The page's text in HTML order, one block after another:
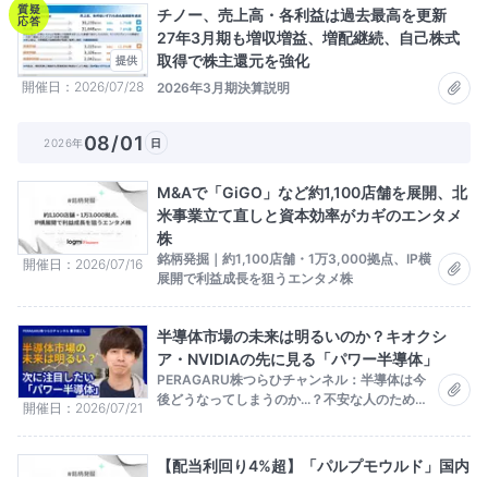
質疑
応答
提供
開催日 2026/07/28
チノー、売上高・各利益は過去最高を更新
27年3月期も増収増益、増配継続、自己株式
取得で株主還元を強化
2026年3月期決算説明
2026年08/01 日
開催日 2026/07/16
M&Aで「GiGO」など約1,100店舗を展開、北
米事業立て直しと資本効率がカギのエンタメ
株
銘柄発掘｜約1,100店舗・1万3,000拠点、IP横
展開で利益成長を狙うエンタメ株
開催日 2026/07/21
半導体市場の未来は明るいのか？キオクシ
ア・NVIDIAの先に見る「パワー半導体」
PERAGARU株つらひチャンネル：半導体は今
後どうなってしまうのか...？不安な人のために
【配当利回り4%超】「パルプモウルド」国内